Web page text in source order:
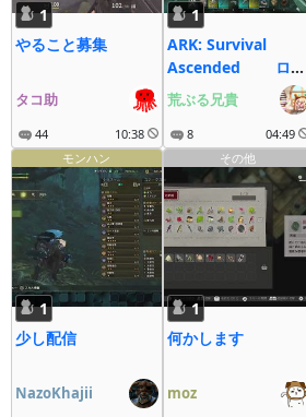
1
やること募集
タコ助
44 10:38
1
ARK: Survival
Ascended ロー
カル/Steam/じぇね
しす１
荒ぶる兄貴
8 04:49
モンハン
1
少し配信
NazoKhajii
その他
1
何かします
moz